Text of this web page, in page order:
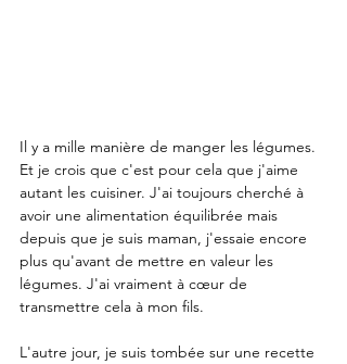
Il y a mille manière de manger les légumes.
Et je crois que c'est pour cela que j'aime
autant les cuisiner. J'ai toujours cherché à
avoir une alimentation équilibrée mais
depuis que je suis maman, j'essaie encore
plus qu'avant de mettre en valeur les
légumes. J'ai vraiment à cœur de
transmettre cela à mon fils.
L'autre jour, je suis tombée sur une recette